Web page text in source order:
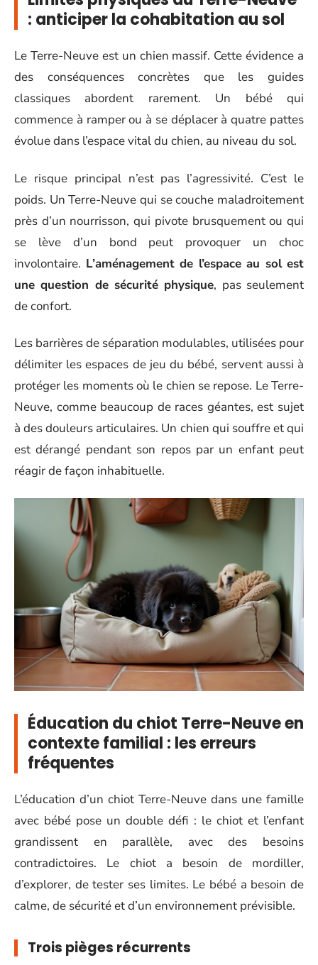
: anticiper la cohabitation au sol
Le Terre-Neuve est un chien massif. Cette évidence a
des conséquences concrètes que les guides
classiques abordent rarement. Un bébé qui
commence à ramper ou à se déplacer à quatre pattes
évolue dans l’espace vital du chien, au niveau du sol.
Le risque principal n’est pas l’agressivité. C’est le
poids. Un Terre-Neuve qui se couche maladroitement
près d’un nourrisson, qui pivote brusquement ou qui
se lève d’un bond peut provoquer un choc
involontaire. L’aménagement de l’espace au sol est
une question de sécurité physique, pas seulement
de confort.
Les barrières de séparation modulables, utilisées pour
délimiter les espaces de jeu du bébé, servent aussi à
protéger les moments où le chien se repose. Le Terre-
Neuve, comme beaucoup de races géantes, est sujet
à des douleurs articulaires. Un chien qui souffre et qui
est dérangé pendant son repos par un enfant peut
réagir de façon inhabituelle.
Éducation du chiot Terre-Neuve en
contexte familial : les erreurs
fréquentes
L’éducation d’un chiot Terre-Neuve dans une famille
avec bébé pose un double défi : le chiot et l’enfant
grandissent en parallèle, avec des besoins
contradictoires. Le chiot a besoin de mordiller,
d’explorer, de tester ses limites. Le bébé a besoin de
calme, de sécurité et d’un environnement prévisible.
Trois pièges récurrents